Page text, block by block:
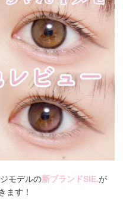
モデルの新ブランドSIE.が
ます！